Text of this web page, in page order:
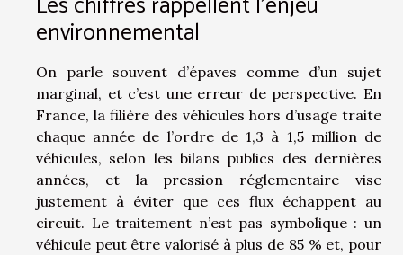
environnemental
On parle souvent d’épaves comme d’un sujet
marginal, et c’est une erreur de perspective. En
France, la filière des véhicules hors d’usage traite
chaque année de l’ordre de 1,3 à 1,5 million de
véhicules, selon les bilans publics des dernières
années, et la pression réglementaire vise
justement à éviter que ces flux échappent au
circuit. Le traitement n’est pas symbolique : un
véhicule peut être valorisé à plus de 85 % et, pour